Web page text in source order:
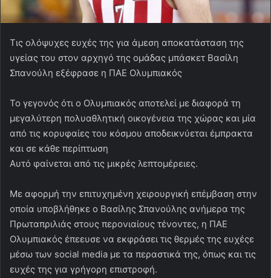
Τις ολόψυχες ευχές της για άμεση αποκατάσταση της
υγείας του στον αρχηγό της ομάδας μπάσκετ Βασίλη
Σπανούλη εξέφρασε η ΠΑΕ Ολυμπιακός
Το γεγονός ότι ο Ολυμπιακός αποτελεί με διαφορά τη
μεγαλύτερη πολυαθλητική οικογένεια της χώρας και μία
από τις κορυφαίες του κόσμου αποδεικνύεται έμπρακτα
και σε κάθε περίπτωση
Αυτό φαίνεται από τις μικρές λεπτομέρειες.
Με αφορμή την επιτυχημένη χειρουργική επέμβαση στην
οποία υποβλήθηκε ο Βασίλης Σπανούλης ανήμερα της
Πρωταπριλιάς στους περονιαίους τένοντες, η ΠΑΕ
Ολυμπιακός έπεευσε να εκφράσει τις θερμές της ευχέςε
μέσω των social media με τα περαστικά της, όπως και τις
ευχές της για γρήγορη επιστροφή.